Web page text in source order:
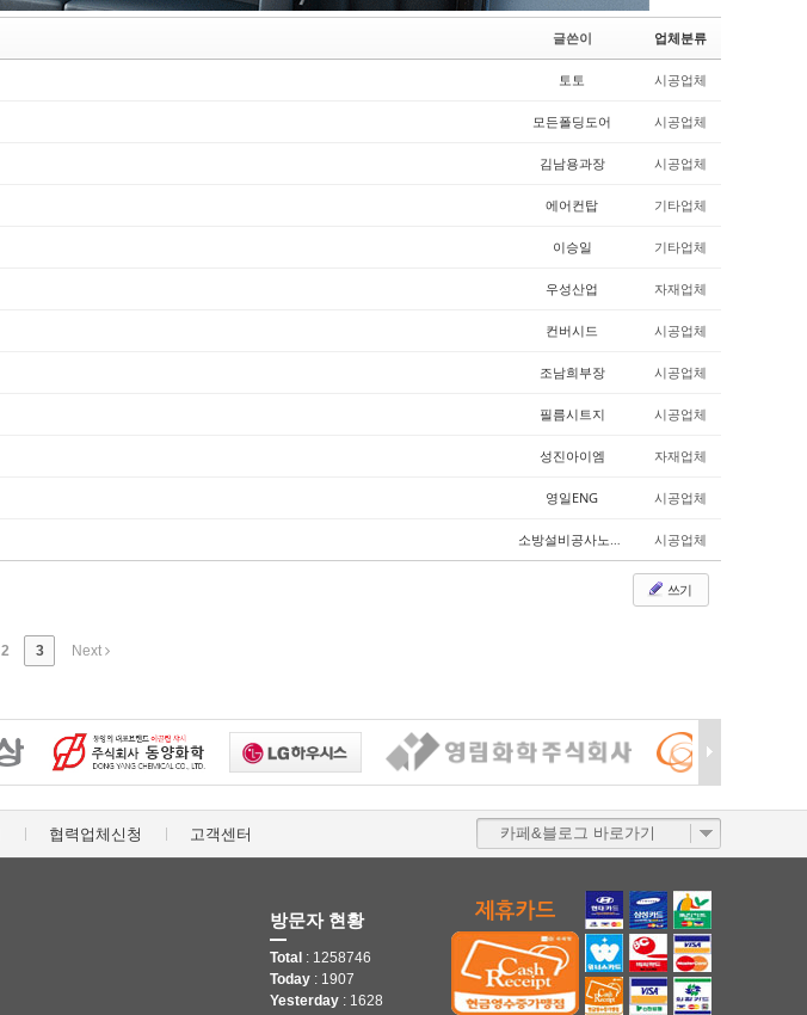
글쓴이 업체분류
토토 시공업체
모든폴딩도어 시공업체
김남용과장 시공업체
에어컨탑 기타업체
이승일 기타업체
우성산업 자재업체
컨버시드 시공업체
조남희부장 시공업체
필름시트지 시공업체
성진아이엠 자재업체
영일ENG 시공업체
소방설비공사노임공사 시공업체
쓰기
2 3 Next
협력업체신청 고객센터 카페&블로그 바로가기
방문자 현황
Total : 1258746
Today : 1907
Yesterday : 1628